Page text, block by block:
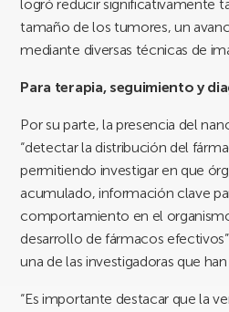
logró reducir significativamente
tamaño de los tumores, un
mediante diversas técnicas de
Para terapia, seguimiento y
Por su parte, la presencia del
“detectar la distribución del
permitiendo investigar en que
acumulado, información clave
comportamiento en el
desarrollo de fármacos
una de las investigadoras que
“Es importante destacar que la